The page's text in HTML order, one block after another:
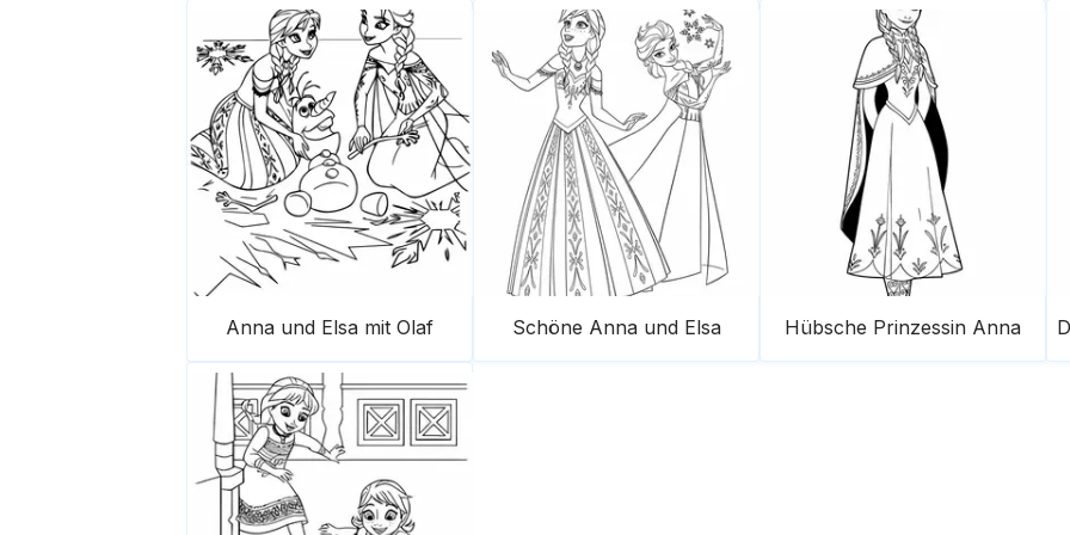
Anna und Elsa mit Olaf Schöne Anna und Elsa Hübsche Prinzessin Anna